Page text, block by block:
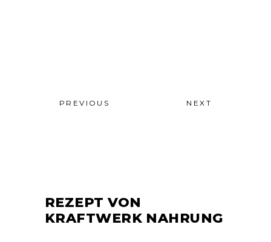
PREVIOUS NEXT
REZEPT VON
KRAFTWERK NAHRUNG